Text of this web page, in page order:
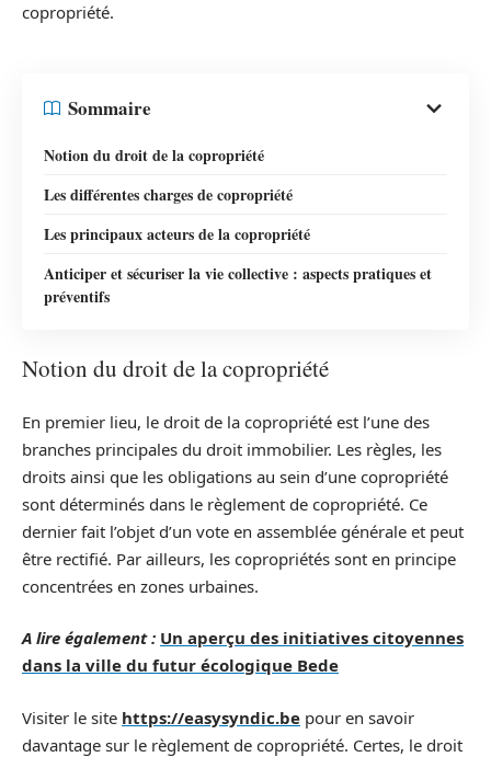
copropriété.
Sommaire
Notion du droit de la copropriété
Les différentes charges de copropriété
Les principaux acteurs de la copropriété
Anticiper et sécuriser la vie collective : aspects pratiques et
préventifs
Notion du droit de la copropriété
En premier lieu, le droit de la copropriété est l’une des
branches principales du droit immobilier. Les règles, les
droits ainsi que les obligations au sein d’une copropriété
sont déterminés dans le règlement de copropriété. Ce
dernier fait l’objet d’un vote en assemblée générale et peut
être rectifié. Par ailleurs, les copropriétés sont en principe
concentrées en zones urbaines.
A lire également : Un aperçu des initiatives citoyennes
dans la ville du futur écologique Bede
Visiter le site https://easysyndic.be pour en savoir
davantage sur le règlement de copropriété. Certes, le droit